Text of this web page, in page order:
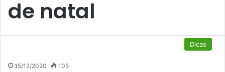
de natal
Dicas
15/12/2020 105